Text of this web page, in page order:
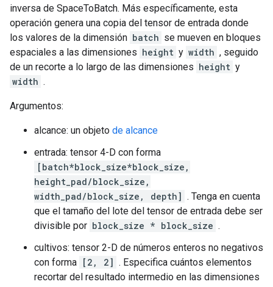
inversa de SpaceToBatch. Más específicamente, esta
operación genera una copia del tensor de entrada donde
los valores de la dimensión batch se mueven en bloques
espaciales a las dimensiones height y width , seguido
de un recorte a lo largo de las dimensiones height y
width .
Argumentos:
alcance: un objeto de alcance
entrada: tensor 4-D con forma
[batch*block_size*block_size,
height_pad/block_size,
width_pad/block_size, depth] . Tenga en cuenta
que el tamaño del lote del tensor de entrada debe ser
divisible por block_size * block_size .
cultivos: tensor 2-D de números enteros no negativos
con forma [2, 2] . Especifica cuántos elementos
recortar del resultado intermedio en las dimensiones